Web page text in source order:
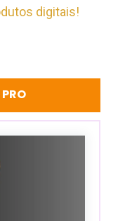
digitais!